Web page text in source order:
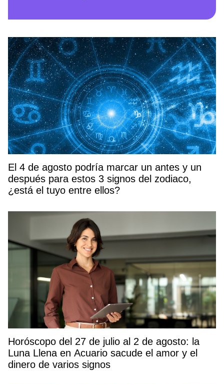
El 4 de agosto podría marcar un antes y un
después para estos 3 signos del zodiaco,
¿está el tuyo entre ellos?
Horóscopo del 27 de julio al 2 de agosto: la
Luna Llena en Acuario sacude el amor y el
dinero de varios signos